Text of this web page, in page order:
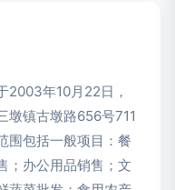
2003年10月22日，
墩镇古墩路656号711
围包括一般项目：餐
；办公用品销售；文